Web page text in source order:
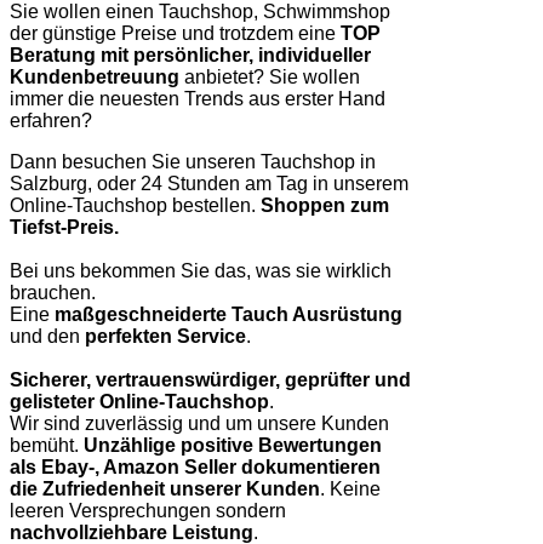
Sie wollen einen Tauchshop, Schwimmshop
der günstige Preise und trotzdem eine TOP
Beratung mit persönlicher, individueller
Kundenbetreuung anbietet? Sie wollen
immer die neuesten Trends aus erster Hand
erfahren?
Dann besuchen Sie unseren Tauchshop in
Salzburg, oder 24 Stunden am Tag in unserem
Online-Tauchshop bestellen. Shoppen zum
Tiefst-Preis.
Bei uns bekommen Sie das, was sie wirklich
brauchen.
Eine maßgeschneiderte Tauch Ausrüstung
und den perfekten Service.
Sicherer, vertrauenswürdiger, geprüfter und
gelisteter Online-Tauchshop.
Wir sind zuverlässig und um unsere Kunden
bemüht. Unzählige positive Bewertungen
als Ebay-, Amazon Seller dokumentieren
die Zufriedenheit unserer Kunden. Keine
leeren Versprechungen sondern
nachvollziehbare Leistung.